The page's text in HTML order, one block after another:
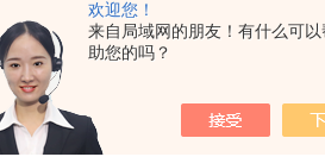
欢迎您！
来自局域网的朋友！有什么可以
助您的吗？
黄油胶 双面胶 高粘强力超